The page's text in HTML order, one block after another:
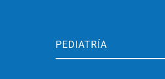
PEDIATRÍA